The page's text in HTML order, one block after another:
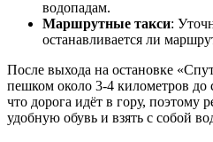
водопадам.
Маршрутные такси:
останавливается ли
После выхода на остановке
пешком около 3-4 километров до
что дорога идёт в гору, поэтому
удобную обувь и взять с собой